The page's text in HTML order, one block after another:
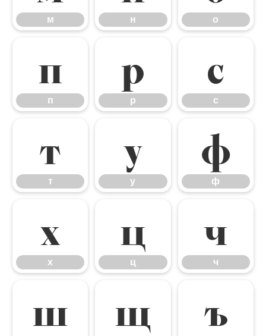
м н о
п
п
р
р
с
с
т
т
у
у
ф
ф
х
х
ц
ц
ч
ч
ш щ ъ